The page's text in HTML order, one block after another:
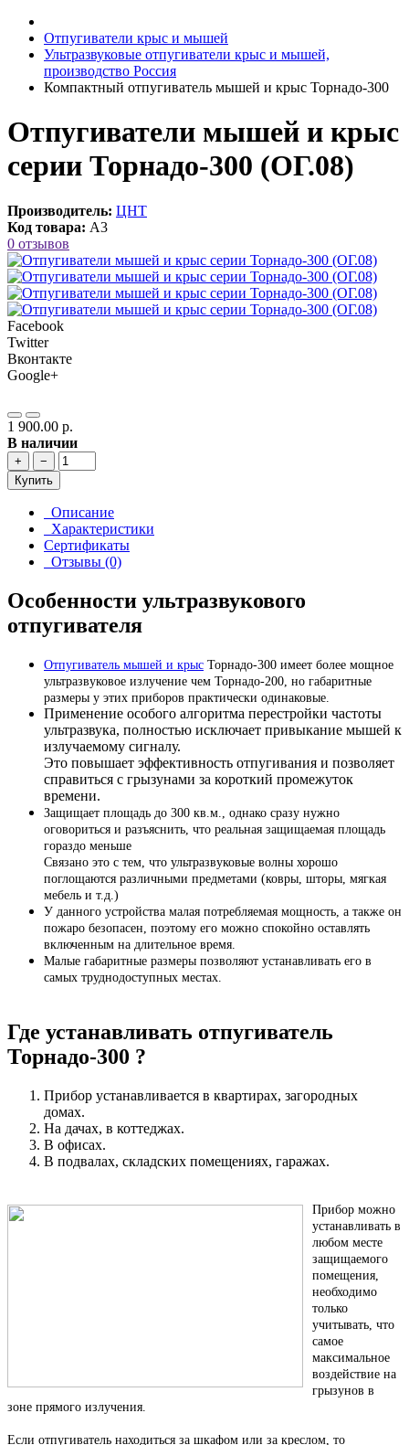
Отпугиватели крыс и мышей
Ультразвуковые отпугиватели крыс и мышей,
производство Россия
Компактный отпугиватель мышей и крыс Торнадо-300
Отпугиватели мышей и крыс
серии Торнадо-300 (ОГ.08)
Производитель: ЦНТ
Код товара: А3
0 отзывов
Facebook
Twitter
Вконтакте
Google+
1 900.00 р.
В наличии
+
−
Купить
Описание
Характеристики
Сертификаты
Отзывы (0)
Особенности ультразвукового
отпугивателя
Отпугиватель мышей и крыс Торнадо-300 имеет более мощное
ультразвуковое излучение чем Торнадо-200, но габаритные
размеры у этих приборов практически одинаковые.
Применение особого алгоритма перестройки частоты
ультразвука, полностью исключает привыкание мышей к
излучаемому сигналу.
Это повышает эффективность отпугивания и позволяет
справиться с грызунами за короткий промежуток
времени.
Защищает площадь до 300 кв.м., однако сразу нужно
оговориться и разъяснить, что реальная защищаемая площадь
гораздо меньше
Связано это с тем, что ультразвуковые волны хорошо
поглощаются различными предметами (ковры, шторы, мягкая
мебель и т.д.)
У данного устройства малая потребляемая мощность, а также он
пожаро безопасен, поэтому его можно спокойно оставлять
включенным на длительное время.
Малые габаритные размеры позволяют устанавливать его в
самых труднодоступных местах.
Где устанавливать отпугиватель
Торнадо-300 ?
Прибор устанавливается в квартирах, загородных
домах.
На дачах, в коттеджах.
В офисах.
В подвалах, складских помещениях, гаражах.
Прибор можно
устанавливать в
любом месте
защищаемого
помещения,
необходимо
только
учитывать, что
самое
максимальное
воздействие на
грызунов в
зоне прямого излучения.
Если отпугиватель находиться за шкафом или за креслом, то